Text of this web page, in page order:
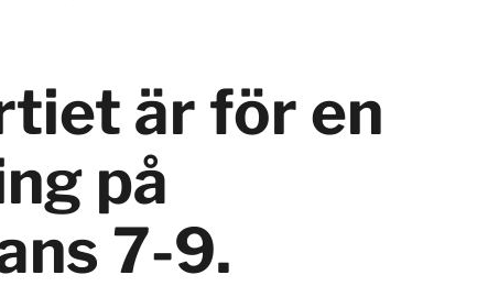
är för en
på
7-9.